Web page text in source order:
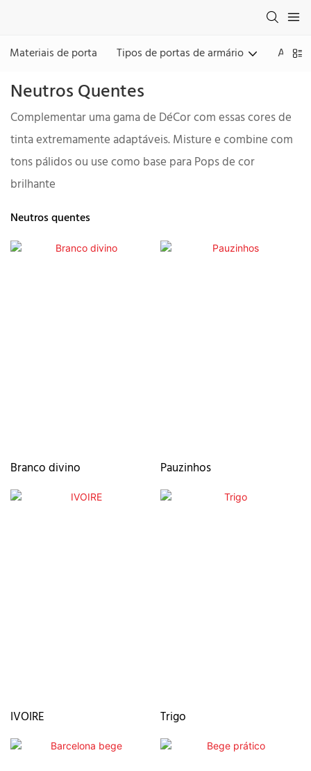
Materiais de porta Tipos de portas de armário
Neutros Quentes
Complementar uma gama de DéCor com essas cores de
tinta extremamente adaptáveis. Misture e combine com
tons pálidos ou use como base para Pops de cor
brilhante
Neutros quentes
Branco divino Pauzinhos
IVOIRE Trigo